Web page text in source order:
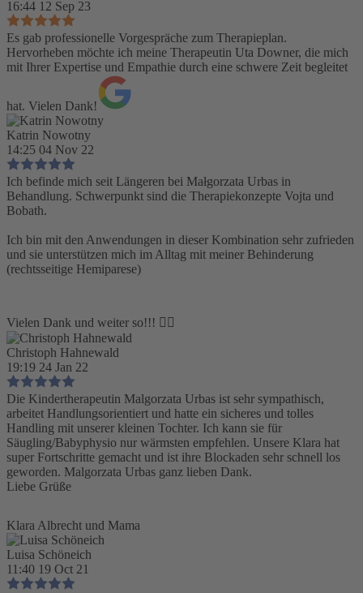
16:44 12 Sep 23
Es gab professionelle Vorgespräche zum Therapieplan.
Hervorheben möchte ich meine Therapeutin Uta Downer, die mich
mit Ihrer Expertise und Empathie durch eine schwere Zeit begleitet
hat. Vielen Dank!
Katrin Nowotny
14:25 04 Nov 22
Ich befinde mich seit Längeren bei Małgorzata Urbas in
Behandlung. Schwerpunkt sind die Therapiekonzepte Vojta und
Bobath.
Ich bin mit den Anwendungen in dieser Kombination sehr zufrieden
und sie unterstützen mich im Alltag mit meiner Behinderung
(rechtsseitige Hemiparese)
Vielen Dank und weiter so!!! 👍🏻
Christoph Hahnewald
19:19 24 Jan 22
Die Kindertherapeutin Malgorzata Urbas ist sehr sympathisch,
arbeitet Handlungsorientiert und hatte ein sicheres und tolles
Handling mit unserer kleinen Tochter. Ich kann sie für
Säugling/Babyphysio nur wärmsten empfehlen. Unsere Klara hat
super Fortschritte gemacht und ist ihre Blockaden sehr schnell los
geworden. Malgorzata Urbas ganz lieben Dank.
Liebe Grüße
Klara Albrecht und Mama
Luisa Schöneich
11:40 19 Oct 21